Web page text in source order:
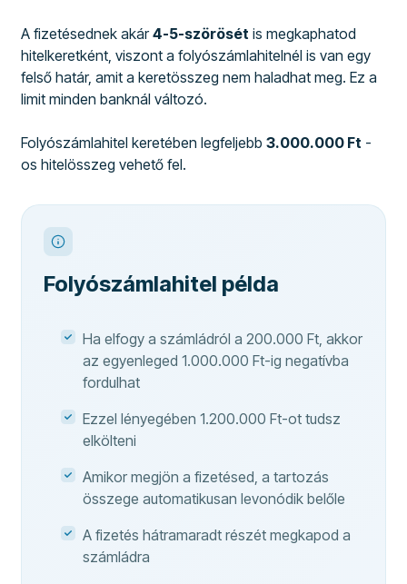
A fizetésednek akár4-5-szörösét is megkaphatod
hitelkeretként, viszont a folyószámlahitelnél is van egy
felső határ, amit a keretösszeg nem haladhat meg. Ez a
limit minden banknál változó.
Folyószámlahitel keretében legfeljebb3.000.000 Ft -
os hitelösszeg vehető fel.
Folyószámlahitel példa
Ha elfogy a számládról a 200.000 Ft, akkor
az egyenleged 1.000.000 Ft-ig negatívba
fordulhat
Ezzel lényegében 1.200.000 Ft-ot tudsz
elkölteni
Amikor megjön a fizetésed, a tartozás
összege automatikusan levonódik belőle
A fizetés hátramaradt részét megkapod a
számládra